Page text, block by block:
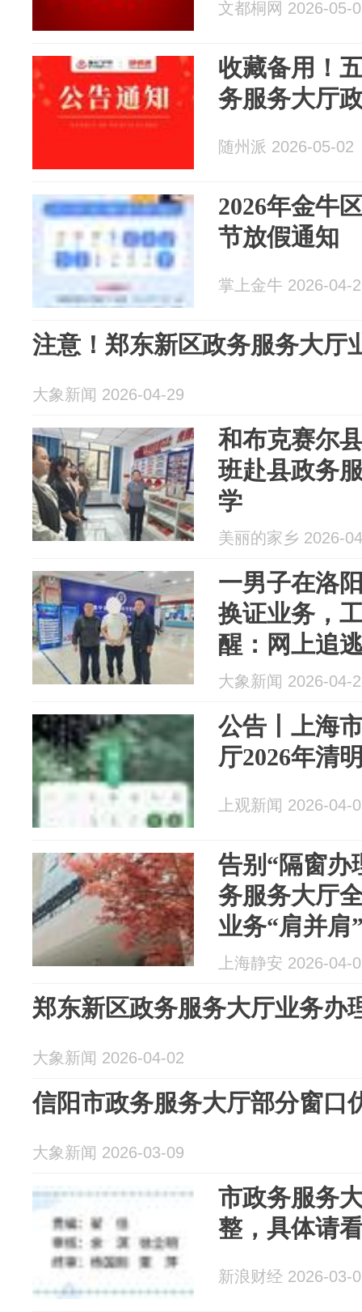
文都桐网 2026-05-
收藏备用！
务服务大厅
随州派 2026-05-02
2026年金牛
节放假通知
掌上金牛 2026-04-
注意！郑东新区政务服务大厅
大象新闻 2026-04-29
和布克赛尔
班赴县政务
学
美丽的家乡 2026-
一男子在洛
换证业务，
醒：网上追
大象新闻 2026-04-
公告丨上海
厅2026年清
上观新闻 2026-04-
告别“隔窗办
务服务大厅
业务“肩并肩
上海静安 2026-04-
郑东新区政务服务大厅业务办
大象新闻 2026-04-02
信阳市政务服务大厅部分窗口
大象新闻 2026-03-09
市政务服务
整，具体请
新浪财经 2026-03-